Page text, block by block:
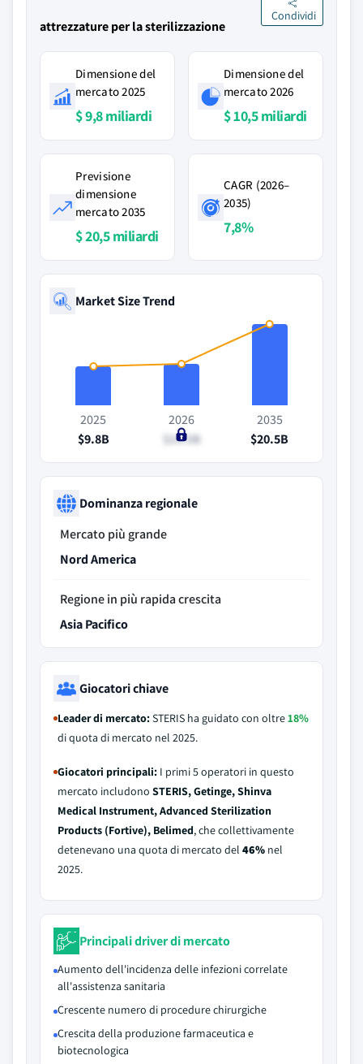
attrezzature per la sterilizzazione
Condividi
Dimensione del
mercato 2025
$ 9,8 miliardi
Dimensione del
mercato 2026
$ 10,5 miliardi
Previsione
dimensione
mercato 2035
$ 20,5 miliardi
CAGR (2026–
2035)
7,8%
Market Size Trend
2025
$9.8B
2026
$10.5B
2035
$20.5B
Dominanza regionale
Mercato più grande
Nord America
Regione in più rapida crescita
Asia Pacifico
Giocatori chiave
Leader di mercato:STERIS ha guidato con oltre18%
di quota di mercato nel 2025.
Giocatori principali: I primi 5 operatori in questo
mercato includono STERIS, Getinge, Shinva
Medical Instrument, Advanced Sterilization
Products (Fortive), Belimed, che collettivamente
detenevano una quota di mercato del 46% nel
2025.
Principali driver di mercato
Aumento dell'incidenza delle infezioni correlate
all'assistenza sanitaria
Crescente numero di procedure chirurgiche
Crescita della produzione farmaceutica e
biotecnologica